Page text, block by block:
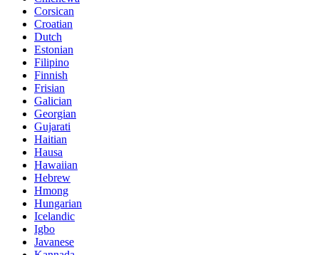
Corsican
Croatian
Dutch
Estonian
Filipino
Finnish
Frisian
Galician
Georgian
Gujarati
Haitian
Hausa
Hawaiian
Hebrew
Hmong
Hungarian
Icelandic
Igbo
Javanese